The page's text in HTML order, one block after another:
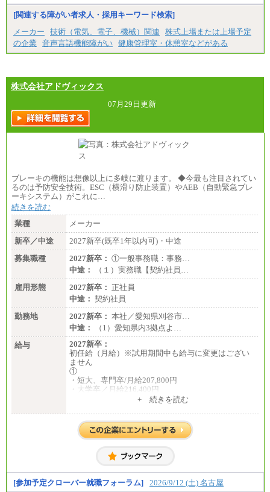
※試用期間中も給与に変更はございません。
中途：
（１）（２）
月給：270,000円～
想定年収：490万円～1,100万円
・1,090万円/38歳・月給59万円 *残業代・家族手当
対象外
（３）
月給：190,000円～
想定年収：340万円～610万円
年収例：
・460万円/28歳・月給26万円
・520万円/32歳・月給29万円
（４）
月給：201,000円～
想定年収：360万円～680万円
年収例：
年収例は賞与含む、残業代・家族手当含まず
※キャリアや能力等を考慮の上、当社規定により確
定します
※残業手当：別途支給
※固定給に固定残業代含まず
※試用期間中も給与に変更なし
[関連する障がい者求人・採用キーワード検索]
メーカー
技術（電気、電子、機械）関連
株式上場または上場予定
の企業
音声言語機能障がい 健康管理室・休憩室などがある
株式会社アドヴィックス
07月29日更新
ブレーキの機能は想像以上に多岐に渡ります。 ◆今最も注目されてい
るのは予防安全技術。ESC（横滑り防止装置）やAEB（自動緊急ブレ
ーキシステム）がこれに…
続きを読む
業種
メーカー
新卒／中途
2027新卒(既卒1年以内可)・中途
募集職種
2027新卒： ①一般事務職：事務…
中途：
（１）実務職【契約社員…
雇用形態
2027新卒： 正社員
中途： 契約社員
勤務地
2027新卒： 本社／愛知県刈谷市…
中途：
（1）愛知県内3拠点よ…
給与
2027新卒：
初任給（月給）※試用期間中も給与に変更はござい
ません
①
・短大、専門卒/月給207,800円
・大学卒／月給216,400円
※大学院修了は大学卒の金額を最低額とし、経験・
す。
②③
・大学卒／月給282,000円
※技術系応募における、博士課程修了は大学卒(また
は修士了)の金額を最低額とし、経験・能力を考慮の
うえ当社規程に基づき決定いたします。
+ 続きを読む
[参加予定クローバー就職フォーラム] 2026/9/12 (土) 名古屋